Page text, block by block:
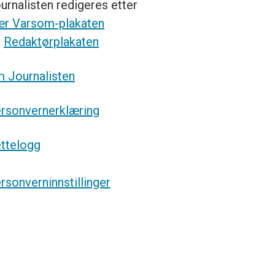
redigeres etter
Varsom-plakaten
Redaktørplakaten
Journalisten